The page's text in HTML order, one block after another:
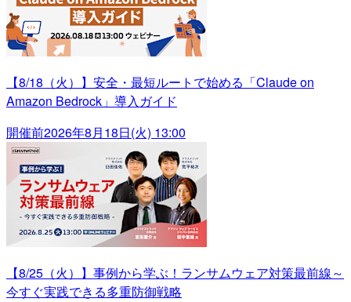
【8/18（火）】安全・最短ルートで始める「Claude on
Amazon Bedrock」導入ガイド
開催前2026年8月18日(火) 13:00
【8/25（火）】事例から学ぶ！ランサムウェア対策最前線～
今すぐ実践できる多重防御戦略